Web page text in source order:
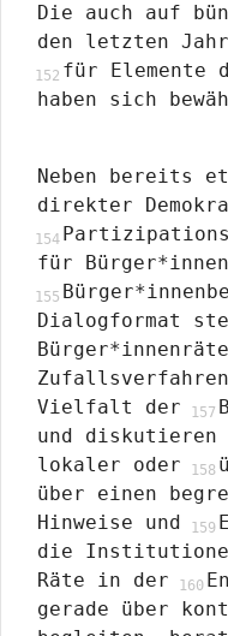
Die auch auf
den letzten
für Elemente
haben sich
Neben bereits
direkter
für
Dialogformat
Zufallsverfahren
Vielfalt der
und diskutieren
lokaler oder
über einen
Hinweise und
die
Räte in der
gerade über